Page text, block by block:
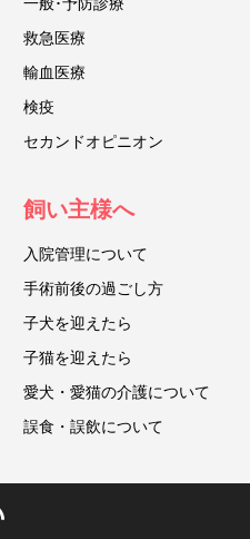
救急医療
輸血医療
検疫
セカンドオピニオン
飼い主様へ
入院管理について
手術前後の過ごし方
子犬を迎えたら
子猫を迎えたら
愛犬・愛猫の介護について
誤食・誤飲について